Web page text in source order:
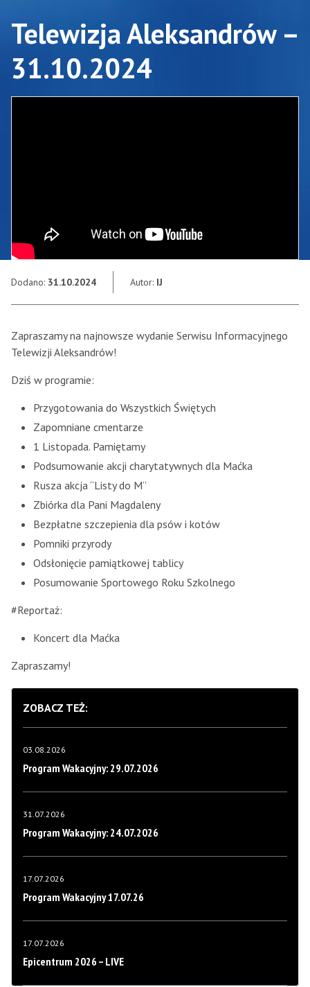
Telewizja Aleksandrów –
31.10.2024
Dodano: 31.10.2024 Autor: IJ
Zapraszamy na najnowsze wydanie Serwisu Informacyjnego
Telewizji Aleksandrów!
Dziś w programie:
Przygotowania do Wszystkich Świętych
Zapomniane cmentarze
1 Listopada. Pamiętamy
Podsumowanie akcji charytatywnych dla Maćka
Rusza akcja “Listy do M”
Zbiórka dla Pani Magdaleny
Bezpłatne szczepienia dla psów i kotów
Pomniki przyrody
Odsłonięcie pamiątkowej tablicy
Posumowanie Sportowego Roku Szkolnego
#Reportaż:
Koncert dla Maćka
Zapraszamy!
ZOBACZ TEŻ:
03.08.2026
Program Wakacyjny: 29.07.2026
31.07.2026
Program Wakacyjny: 24.07.2026
17.07.2026
Program Wakacyjny 17.07.26
17.07.2026
Epicentrum 2026 – LIVE